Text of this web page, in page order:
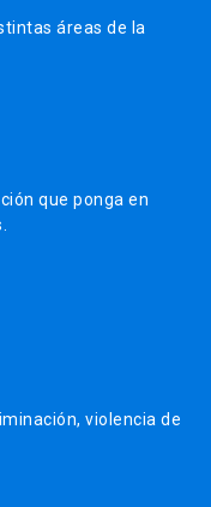
áreas de la
que ponga en
violencia de